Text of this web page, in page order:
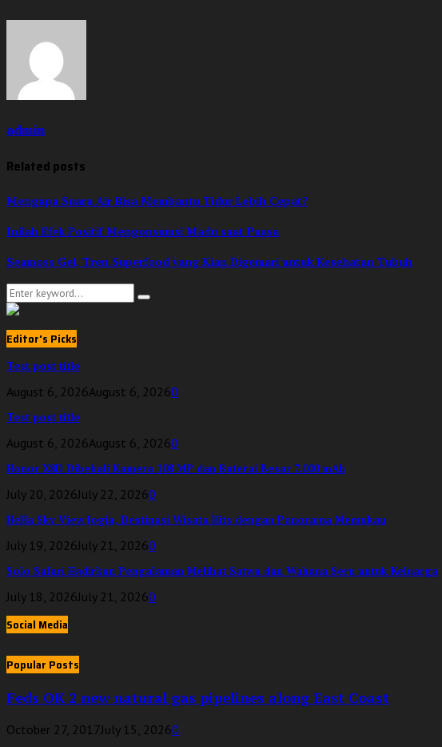
admin
Related posts
Mengapa Suara Air Bisa Membantu Tidur Lebih Cepat?
Inilah Efek Positif Mengonsumsi Madu saat Puasa
Seamoss Gel, Tren Superfood yang Kian Digemari untuk Kesehatan Tubuh
Search
for:
Search
Editor's Picks
Test post title
August 6, 2026August 6, 20260
Test post title
August 6, 2026August 6, 20260
Honor X8D Dibekali Kamera 108 MP dan Baterai Besar 7.000 mAh
July 20, 2026July 22, 20260
HeHa Sky View Jogja, Destinasi Wisata Hits dengan Panorama Memukau
July 19, 2026July 21, 20260
Solo Safari Hadirkan Pengalaman Melihat Satwa dan Wahana Seru untuk Keluarga
July 18, 2026July 21, 20260
Social Media
Popular Posts
Feds OK 2 new natural gas pipelines along East Coast
October 27, 2017July 15, 20260